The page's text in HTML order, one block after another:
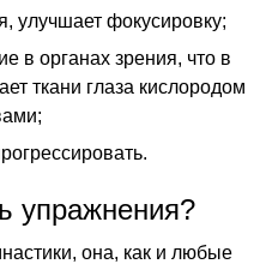
улучшает фокусировку;
в органах зрения, что в
ткани глаза кислородом
упражнения?
она, как и любые